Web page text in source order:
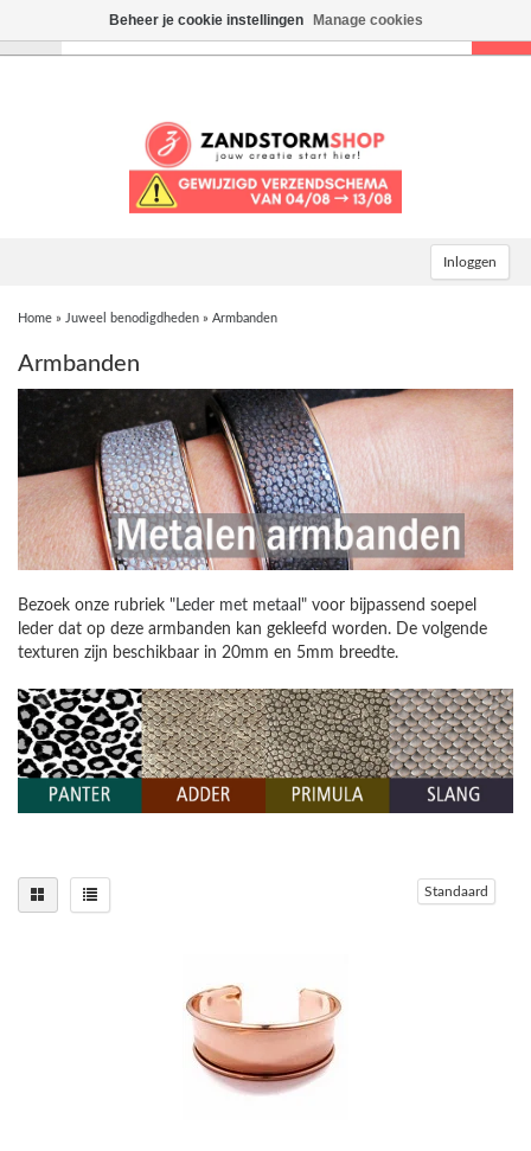
Inloggen
Home » Juweel benodigdheden » Armbanden
Armbanden
Bezoek onze rubriek "Leder met metaal " voor bijpassend soepel
leder dat op deze armbanden kan gekleefd worden. De volgende
texturen zijn beschikbaar in 20mm en 5mm breedte.
Standaard
Beheer je cookie instellingen Manage cookies